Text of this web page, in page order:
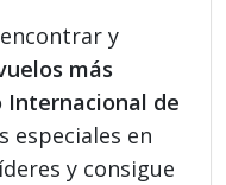
y
más
Internacional de
especiales en
y consigue